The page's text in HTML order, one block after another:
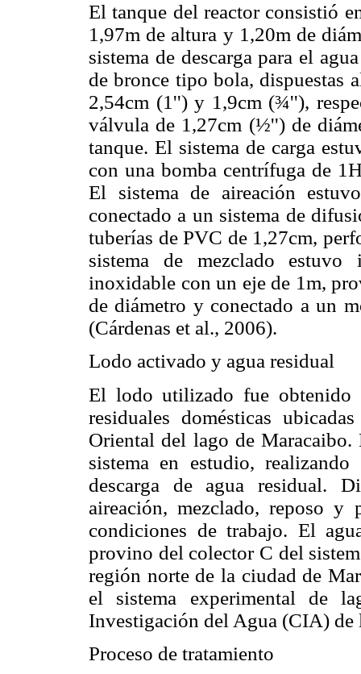
El tanque del reactor consistió
1,97m de altura y 1,20m de
sistema de descarga para el
de bronce tipo bola, dispuestas
2,54cm (1'') y 1,9cm (¾''),
válvula de 1,27cm (½'') de
tanque. El sistema de carga
con una bomba centrífuga de
El sistema de aireación
conectado a un sistema de
tuberías de PVC de 1,27cm,
sistema de mezclado
inoxidable con un eje de 1m,
de diámetro y conectado a un
(Cárdenas et al., 2006).
Lodo activado y agua residual
El lodo utilizado fue obtenido
residuales domésticas
Oriental del lago de
sistema en estudio,
descarga de agua residual.
aireación, mezclado, reposo
condiciones de trabajo. El
provino del colector C del
región norte de la ciudad de
el sistema experimental de
Investigación del Agua (CIA)
Proceso de tratamiento